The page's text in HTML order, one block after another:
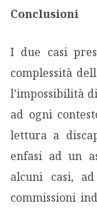
Conclusioni
I due casi
complessità
l’impossibilità
ad ogni
lettura a
enfasi ad un
alcuni casi,
commissioni